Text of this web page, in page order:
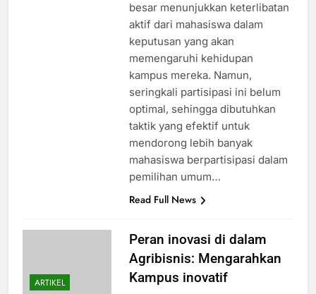
besar menunjukkan keterlibatan
aktif dari mahasiswa dalam
keputusan yang akan
memengaruhi kehidupan
kampus mereka. Namun,
seringkali partisipasi ini belum
optimal, sehingga dibutuhkan
taktik yang efektif untuk
mendorong lebih banyak
mahasiswa berpartisipasi dalam
pemilihan umum…
Read Full News
ARTIKEL
Peran inovasi di dalam
Agribisnis: Mengarahkan
Kampus inovatif